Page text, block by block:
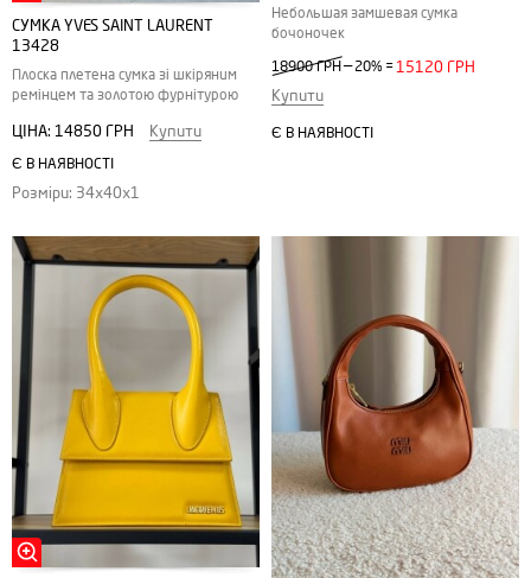
СУМКА YVES SAINT LAURENT
13428
Плоска плетена сумка зі шкіряним
ремінцем та золотою фурнітурою
ЦІНА: 14850 ГРН Купити
Є В НАЯВНОСТІ
Розміри: 34х40х1
Небольшая замшевая сумка
бочоночек
18900 ГРН — 20% = 15120 ГРН
Купити
Є В НАЯВНОСТІ